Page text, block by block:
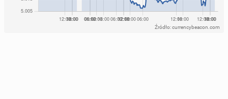
Źródło: currencybeacon.com